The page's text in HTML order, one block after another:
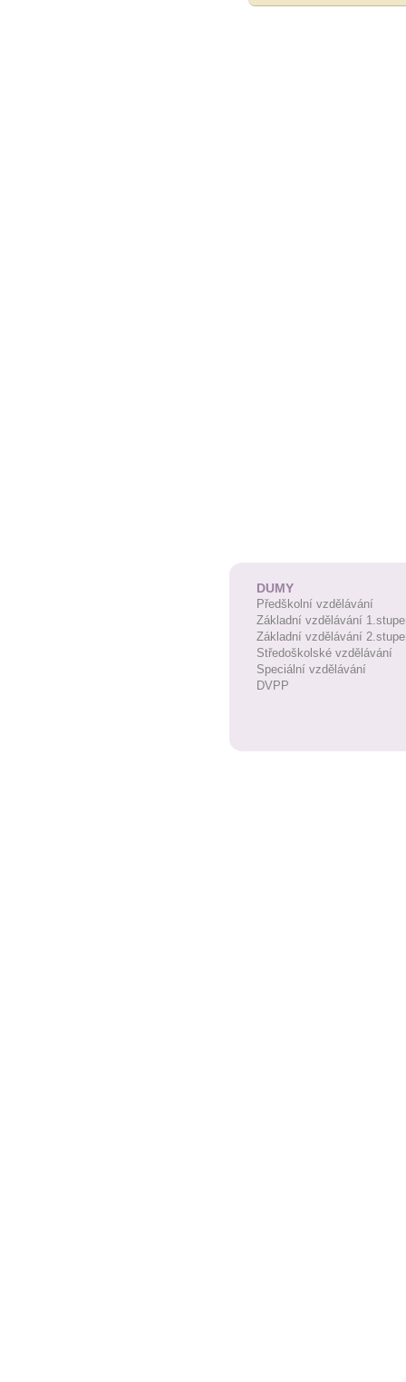
DUMY
Předškolní vzdělávání
Základní vzdělávání
Základní vzdělávání
Středoškolské vzdělávání
Speciální vzdělávání
DVPP